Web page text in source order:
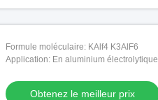
Formule moléculaire: KAlf4 K3AlF6
Application: En aluminium électrolytique
Obtenez le meilleur prix